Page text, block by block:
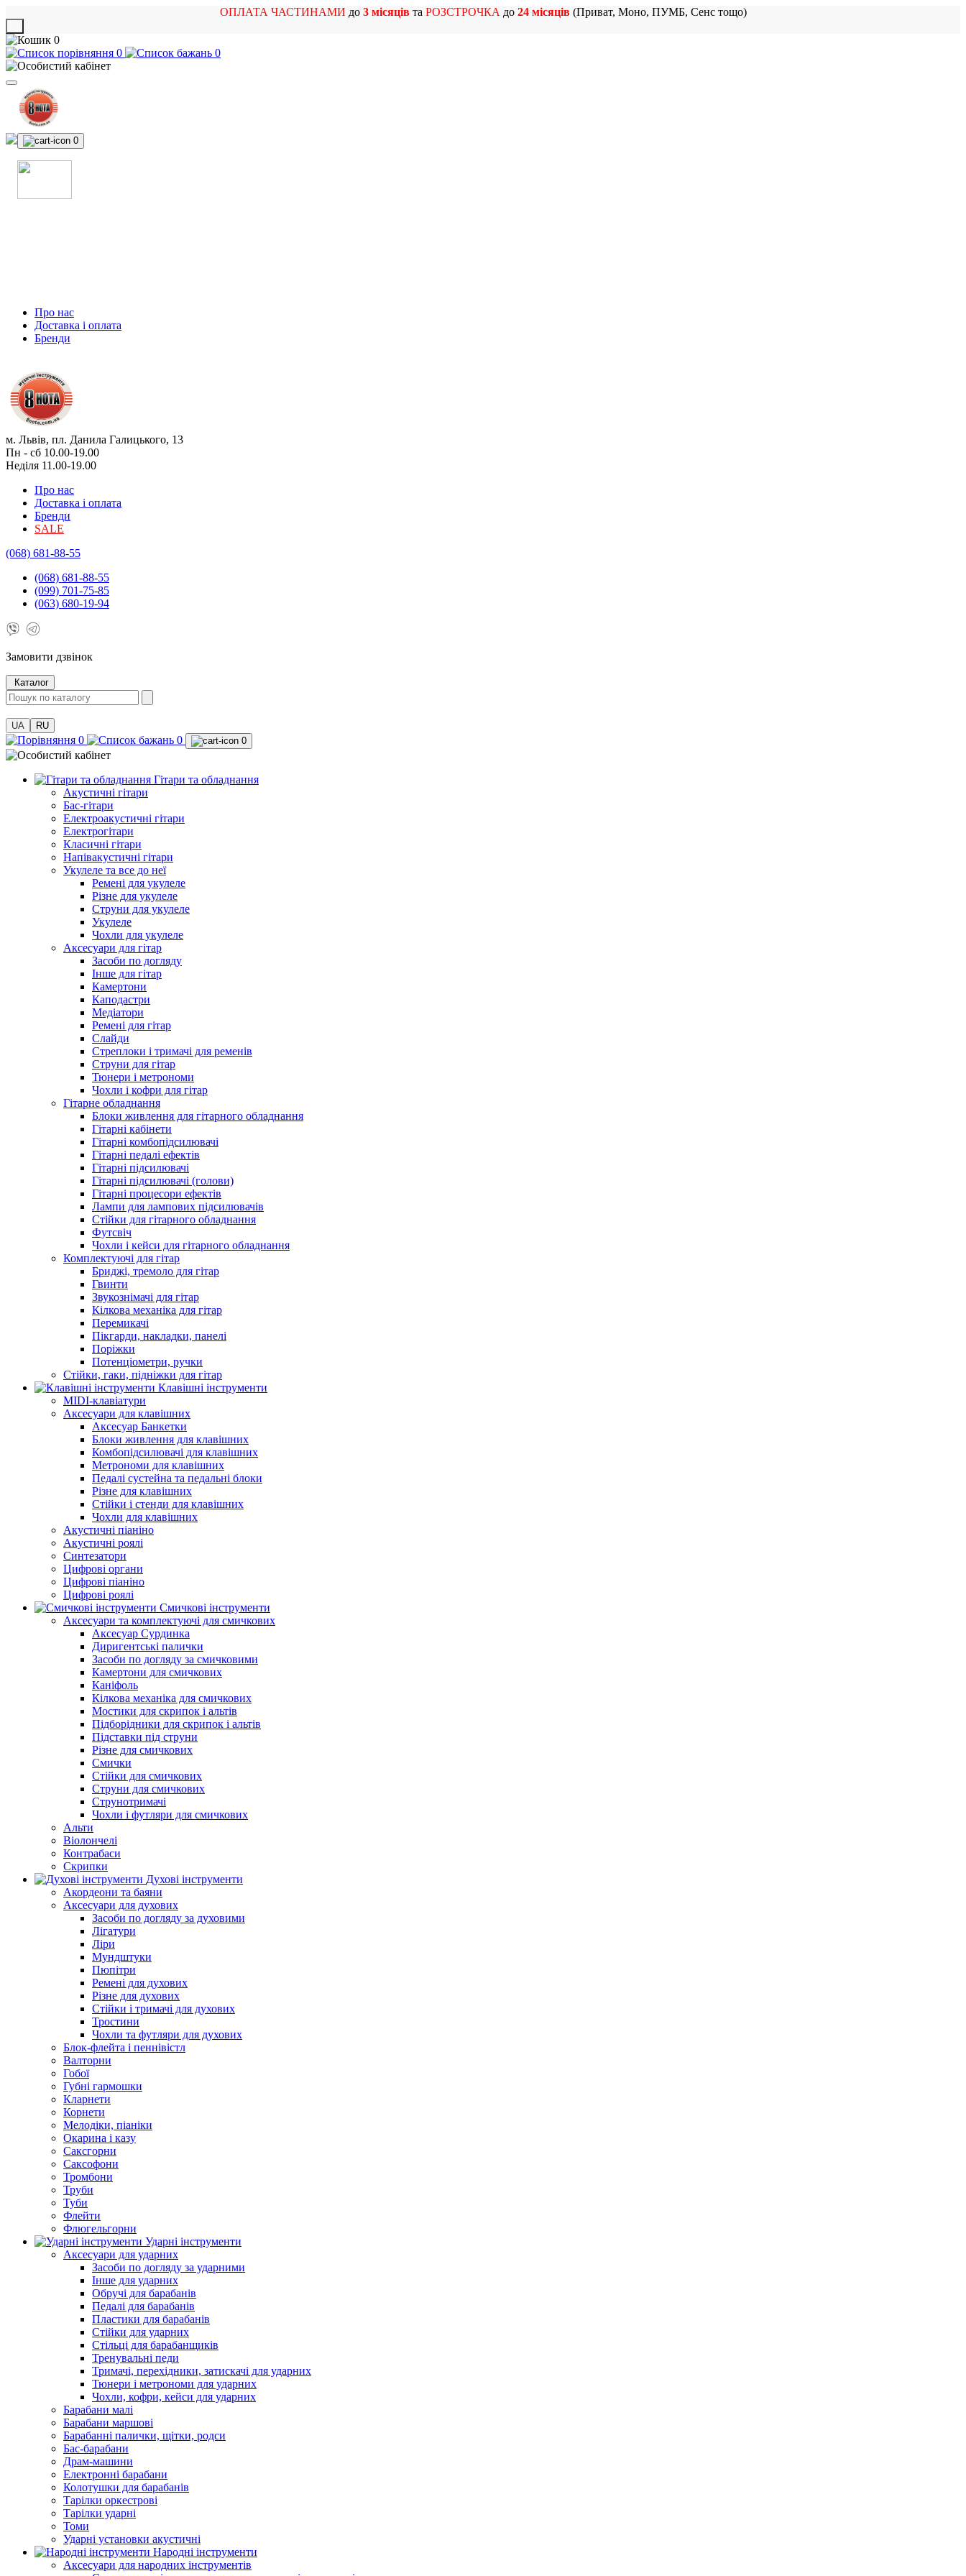
ОПЛАТА ЧАСТИНАМИ до 3 місяцівта РОЗСТРОЧКА до 24 місяців(Приват, Моно, ПУМБ, Сенс тощо)
0
0
0
0
Про нас
Доставка і оплата
Бренди
м. Львів, пл. Данила Галицького, 13
Пн - сб 10.00-19.00
Неділя 11.00-19.00
Про нас
Доставка і оплата
Бренди
SALE
(068) 681-88-55
(068) 681-88-55
(099) 701-75-85
(063) 680-19-94
Замовити дзвінок
Каталог
UA RU
0 0 0
Гітари та обладнання
Акустичні гітари
Бас-гітари
Електроакустичні гітари
Електрогітари
Класичні гітари
Напівакустичні гітари
Укулеле та все до неї
Ремені для укулеле
Різне для укулеле
Струни для укулеле
Укулеле
Чохли для укулеле
Аксесуари для гітар
Засоби по догляду
Інше для гітар
Камертони
Каподастри
Медіатори
Ремені для гітар
Слайди
Стреплоки і тримачі для ременів
Струни для гітар
Тюнери і метрономи
Чохли і кофри для гітар
Гітарне обладнання
Блоки живлення для гітарного обладнання
Гітарні кабінети
Гітарні комбопідсилювачі
Гітарні педалі ефектів
Гітарні підсилювачі
Гітарні підсилювачі (голови)
Гітарні процесори ефектів
Лампи для лампових підсилювачів
Стійки для гітарного обладнання
Футсвіч
Чохли і кейси для гітарного обладнання
Комплектуючі для гітар
Бриджі, тремоло для гітар
Гвинти
Звукознімачі для гітар
Кілкова механіка для гітар
Перемикачі
Пікгарди, накладки, панелі
Поріжки
Потенціометри, ручки
Стійки, гаки, підніжки для гітар
Клавішні інструменти
MIDI-клавіатури
Аксесуари для клавішних
Аксесуар Банкетки
Блоки живлення для клавішних
Комбопідсилювачі для клавішних
Метрономи для клавішних
Педалі сустейна та педальні блоки
Різне для клавішних
Стійки і стенди для клавішних
Чохли для клавішних
Акустичні піаніно
Акустичні роялі
Синтезатори
Цифрові органи
Цифрові піаніно
Цифрові роялі
Смичкові інструменти
Аксесуари та комплектуючі для смичкових
Аксесуар Сурдинка
Диригентські палички
Засоби по догляду за смичковими
Камертони для смичкових
Каніфоль
Кілкова механіка для смичкових
Мостики для скрипок і альтів
Підборiдники для скрипок і альтів
Підставки під струни
Різне для смичкових
Смички
Стійки для смичкових
Струни для смичкових
Струнотримачі
Чохли і футляри для смичкових
Альти
Віолончелі
Контрабаси
Скрипки
Духові інструменти
Акордеони та баяни
Аксесуари для духових
Засоби по догляду за духовими
Лігатури
Ліри
Мундштуки
Пюпітри
Ремені для духових
Різне для духових
Стійки і тримачі для духових
Тростини
Чохли та футляри для духових
Блок-флейта і пеннівістл
Валторни
Гобої
Губні гармошки
Кларнети
Корнети
Мелодіки, піаніки
Окарина і казу
Саксгорни
Саксофони
Тромбони
Труби
Туби
Флейти
Флюгельгорни
Ударні інструменти
Аксесуари для ударних
Засоби по догляду за ударними
Інше для ударних
Обручі для барабанів
Педалі для барабанів
Пластики для барабанів
Стійки для ударних
Стільці для барабанщиків
Тренувальні педи
Тримачі, перехідники, затискачі для ударних
Тюнери і метрономи для ударних
Чохли, кофри, кейси для ударних
Барабани малі
Барабани маршові
Барабанні палички, щітки, родси
Бас-барабани
Драм-машини
Електронні барабани
Колотушки для барабанів
Тарілки оркестрові
Тарілки ударні
Томи
Ударні установки акустичні
Народні інструменти
Аксесуари для народних інструментів